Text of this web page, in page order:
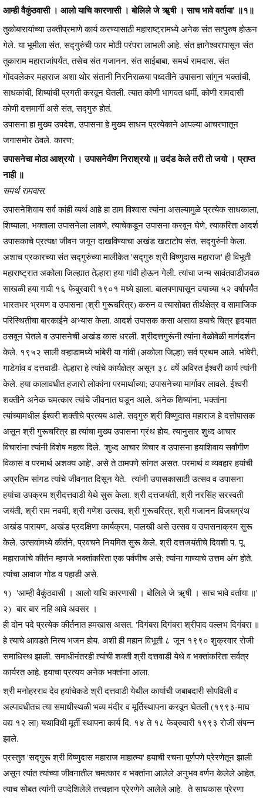
आम्ही वैकुंठवासी । आलो याचि कारणासी । बोलिले जे ॠषी । साच भावे वर्ताया' ॥१॥
तुकोबारायांच्या उक्तीप्रमाणे कार्य करण्यासाठी महाराष्ट्रामध्ये अनेक संत सत्पुरुष होऊन
गेले. या भूमीला संत, सद्गुरुंची फार मोठी परंपरा लाभली आहे. संत ज्ञानेश्वरापासून संत
तुकाराम महाराजांपर्यंत, तसेच संत गजानन, संत साईबाबा, समर्थ रामदास, संत
गोंदवलेकर महाराज अशा थोर संतानी निरनिराळया पध्दतीने उपासना सांगुन भक्तांची,
साधकांची, शिष्यांची प्रगती करवून घेतली. त्यात कोणी भागवत धर्मी, कोणी रामदासी
कोणी दत्तमार्गी असे संत, सद्गुरु होतं.
उपासना हा मुख्य उपदेश, उपासना हे मुख्य साधन प्रत्येकाने आपल्या आचरणातून
जगासमोर ठेवले. कारण;
उपासनेचा मोठा आश्रयो । उपासनेवीण निराश्रयो ॥ उदंड केले तरी तो जयो । प्राप्त
नाही ॥
समर्थ रामदास.
उपासनेशिवाय सर्व कांही व्यर्थ आहे हा ठाम विश्वास त्यांना असल्यामुळे प्रत्येक साधकाला,
शिष्याला, भक्ताला उपासनेला लावणे, त्याचेकडून उपासना करवून घेणे, त्याकरिता आदर्श
उपासकाचे प्रत्यक्ष जीवन जगून दाखविण्याचा अखंड खटाटोप संत, सद्गुरुंनी केला.
अशाच प्रकारच्या संत सद्गुरुंच्या मालीकेत 'सद्गुरु श्री विष्णुदास महाराज' ही विभूती
महाराष्ट्रात अकोला जिल्ह्यात तेल्हारा हया गांवी होऊन गेली. त्यांचा जन्म सावंतवाडीजवळ
साखळी हया गावी १६ फेबु्रवारी १९०१ मध्ये झाला. बालपणापासून वयाच्या ५२ वर्षापर्यंत
भारतभर भ्रमण व उपासना (श्री गुरूचरित्र) करुन व त्यासोबत तीर्थक्षेत्र व सामाजिक
परिस्थितीचा बारकाईने अभ्यास केला. आदर्श उपासक कसा असावा हयाचे चित्र हृदयात
ठसवून घेतले व उपासनेची अखंड कास धरली. श्रीदत्तगुरूंनी त्यांना वेळोवेळी मार्गदर्शन
केले. १९५२ साली वऱ्हाडामध्ये भांबेरी या गांवी (अकोला जिल्हा) सर्व प्रथम आले. भांबेरी,
गाडेगांव व दत्तवाडी- तेल्हारा हे त्यांचे कार्यक्षेत्र असून ३८ वर्षे अविरत ईश्वरी कार्य त्यांनी
केले. हया कालावधीत हजारो लोकांना परमार्थाच्या; उपासनेच्या मार्गावर लावले. ईश्वरी
शक्तीने अनेक चमत्कार त्यांचे जीवनात घडून आले. अनेक शिष्यांना, भक्तांना
त्यांच्यामधील ईश्वरी शक्तीचे प्रत्यय आले. सद्गुरु श्री विष्णुदास महाराज हे दत्तोपासक
असून श्री गुरूचरित्र हा त्यांचा मुख्य उपासना ग्रंथ होय. त्यानुसार शुध्द आचार
विचारांना त्यांनी विशेष महत्व दिले. 'शुध्द आचार विचार व उपासना हयाशिवाय सर्वांगीण
विकास व परमार्थ अशक्य आहे', असे ते ठामपणे सांगत असत. परमार्थ व व्यवहार हयांची
अप्रतिम सांगड त्यांचे जीवनात दिसून येते. त्यांनी उपासकासाठी उत्सव व उपासना
हयांचा उपक्रम श्रीदत्तवाडी येथे सुरू केला. श्री दत्तजयंती, श्री नरसिंह सरस्वती
जयंती, श्री राम नवमी, श्री गणेश उत्सव, श्री गुरूचरित्र, श्री गजानन विजयग्रंथ
अखंड पारायण, अखंड प्रदक्षिणा कार्यक्रम, पालखी असे उत्सव व उपासनाक्रम सुरू
केले. उत्सवांमध्ये कीर्तने, प्रवचने नियमित सुरू केले. श्री दत्तजयंतीचे दिवशी प. पू.
महाराजांचे कीर्तन म्हणजे भक्तांकरिता एक पर्वणीच असे; त्यांना गाण्याचे उत्तम अंग होते.
त्यांचा आवाज गोड व पहाडी असे.
१) 'आम्ही वैकुंठवासी । आलो याचि कारणासी । बोलिले जे ॠषी । साच भावे वर्ताया ॥'
२) बार बार नहि आवे अवसर ।
ही दोन पदे प्रत्येक कीर्तनात हमखास असत. 'दिगंबरा दिगंबरा श्रीपाद वल्लभ दिगंबरा ॥
हे त्याचे आवडते नित्य भजन होय. अशी ही महान विभूती ८ जून १९९० शुक्रवार रोजी
समाधिस्थ झाली. समाधीनंतरही त्यांची शक्ती श्री दत्तवाडी येथे व भक्तांकरिता सर्वत्र
कार्यरत आहे. हयाचा प्रत्यय अनेक भक्तांना आला.
श्री मनोहरराव देव हयांचेकडे श्री दत्तवाडी येथील कार्याची जबाबदारी सोपविली व
अल्पावधीतच त्या समाधीस्थळी भव्य मंदीर व मूर्तिस्थापना करवून घेतली (१९९३-माघ
वद्य १२ ला) यथाविधी मूर्ती स्थापना कार्य दि. १४ ते १८ फेब्रुवारी १९९३ रोजी संपन्न
झाले.
प्रस्तुत 'सद्गुरू श्री विष्णुदास महाराज माहात्म्य' हयाची रचना पूर्णपणे प्रेरणेतून झाली
असून त्यांत त्यांच्या जीवनातील चमत्कार व भक्तांना आलेले अनुभव वर्णन केलेले आहेत,
त्याच सोबत त्यांनी उपदेशिलेले तत्त्वज्ञान प्रेरणेने आलेले आहे. ते साधकास प्रेरणा